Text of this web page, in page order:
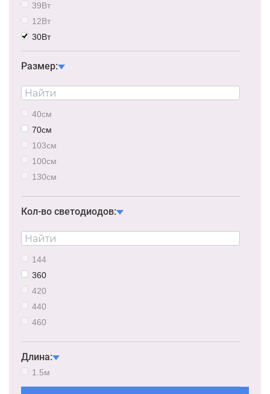
39Вт
12Вт
30Вт
Размер:
40см
70см
103см
100см
130см
200см
Кол-во светодиодов:
144
360
420
440
460
Длина:
1.5м